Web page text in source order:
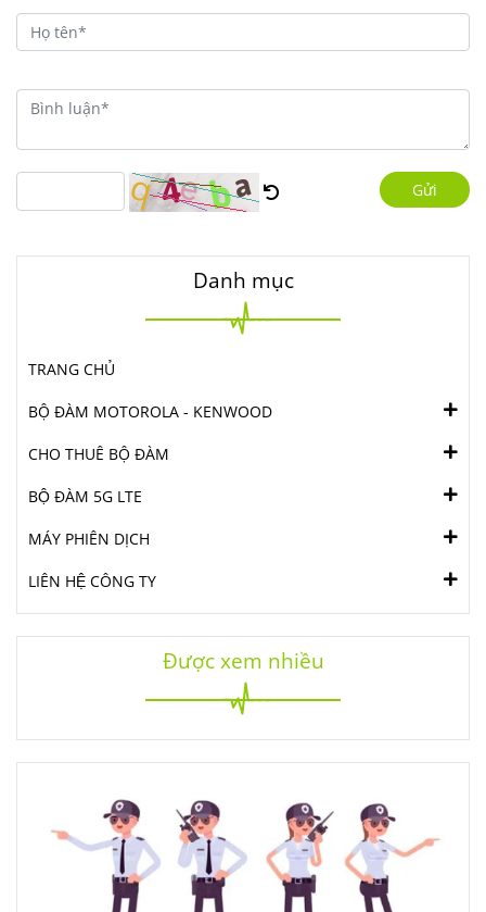
Gửi
Danh mục
TRANG CHỦ
BỘ ĐÀM MOTOROLA - KENWOOD
CHO THUÊ BỘ ĐÀM
BỘ ĐÀM 5G LTE
MÁY PHIÊN DỊCH
LIÊN HỆ CÔNG TY
Được xem nhiều